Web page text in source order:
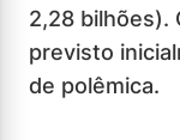
2,28 bilhões).
previsto
de polêmica.